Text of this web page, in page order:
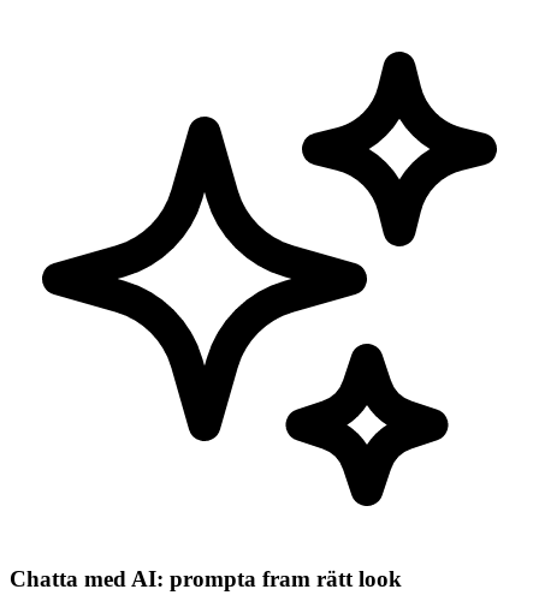
Chatta med AI: prompta fram rätt look